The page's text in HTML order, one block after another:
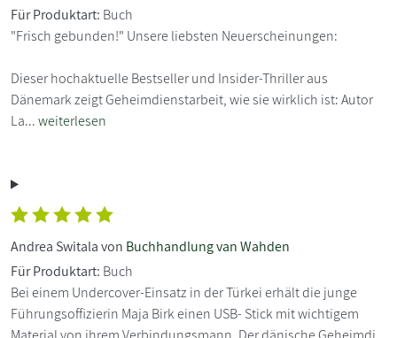
Für Produktart: Buch
"Frisch gebunden!" Unsere liebsten Neuerscheinungen:
Dieser hochaktuelle Bestseller und Insider-Thriller aus
Dänemark zeigt Geheimdienstarbeit, wie sie wirklich ist: Autor
La...weiterlesen
Andrea Switala von Buchhandlung van Wahden
Für Produktart: Buch
Bei einem Undercover-Einsatz in der Türkei erhält die junge
Führungsoffizierin Maja Birk einen USB- Stick mit wichtigem